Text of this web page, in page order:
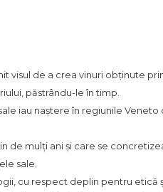
visul de a crea vinuri obținute
păstrându-le în timp.
iau naștere în regiunile Veneto
de mulți ani și care se
sale.
cu respect deplin pentru etică